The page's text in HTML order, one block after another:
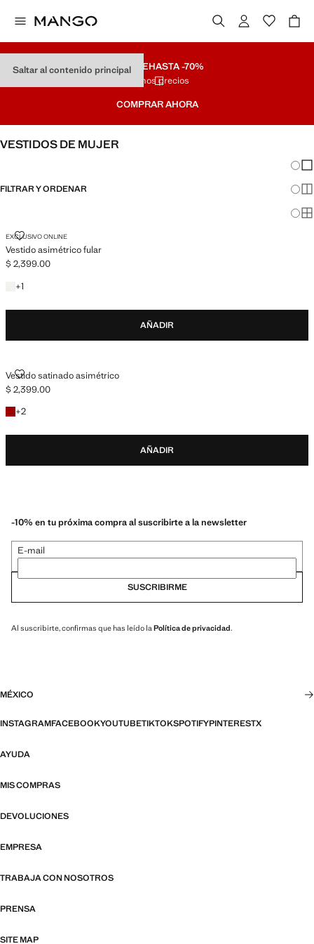
Saltar al contenido principal
REMATEHASTA -70%
Últimos precios
COMPRAR AHORA
VESTIDOS DE MUJER
FILTRAR Y ORDENAR
EXCLUSIVO ONLINE
Vestido asimétrico fular
VESTIDO ASIMÉTRICO FULAR
Precio actual [$ 2,399.00 ]
$ 2,399.00
+1
+1 color
AÑADIR
Vestido satinado asimétrico
VESTIDO SATINADO ASIMÉTRICO
Precio actual [$ 2,399.00 ]
$ 2,399.00
+2
+1 colores
AÑADIR
-10% en tu próxima compra al suscribirte a la newsletter
E-mail
SUSCRIBIRME
Al suscribirte, confirmas que has leído la Política de privacidad.
MÉXICO
INSTAGRAMFACEBOOKYOUTUBETIKTOKSPOTIFYPINTERESTX
AYUDA
MIS COMPRAS
DEVOLUCIONES
EMPRESA
TRABAJA CON NOSOTROS
PRENSA
SITE MAP